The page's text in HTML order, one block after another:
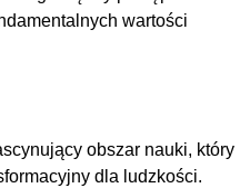
wartości
obszar nauki, który
dla ludzkości.